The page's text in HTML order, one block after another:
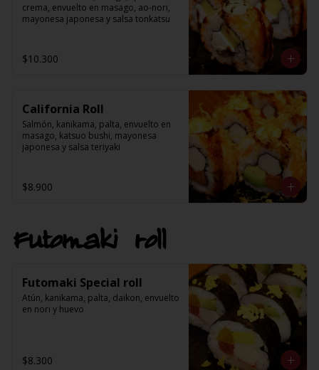
crema, envuelto en masago, ao-nori,
mayonesa japonesa y salsa tonkatsu
$10.300
California Roll
Salmón, kanikama, palta, envuelto en
masago, katsuo bushi, mayonesa
japonesa y salsa teriyaki
$8.900
Futomaki roll
Futomaki Special roll
Atún, kanikama, palta, daikon, envuelto
en nori y huevo
$8.300